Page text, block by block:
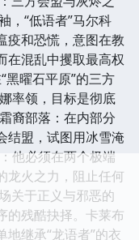
，“低语者”马尔科
疫和恐慌，意图在教
在混乱中攫取最高权
黑曜石平原”的三方
率领，目标是彻底
裔部落：在内部分
结盟，试图用冰雪淹
他必须在两个极端
龙火之力，阻止任何
关于正义与邪恶的
的残酷抉择。卡莱布
继承“龙语者”的衣